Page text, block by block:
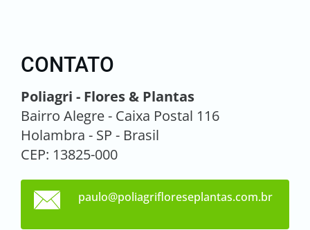
CONTATO
Poliagri - Flores & Plantas
Bairro Alegre - Caixa Postal 116
Holambra - SP - Brasil
CEP: 13825-000
paulo@poliagrifloreseplantas.com.br